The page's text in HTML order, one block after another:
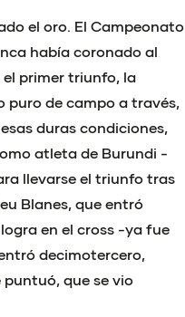
el oro. El Campeonato
había coronado al
primer triunfo, la
puro de campo a través,
duras condiciones,
atleta de Burundi -
llevarse el triunfo tras
Blanes, que entró
en el cross -ya fue
decimotercero,
que se vio